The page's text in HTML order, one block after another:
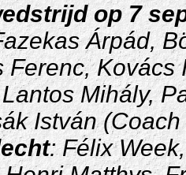
op 7
Árpád,
Ferenc, Kovács
Mihály,
István
: Félix